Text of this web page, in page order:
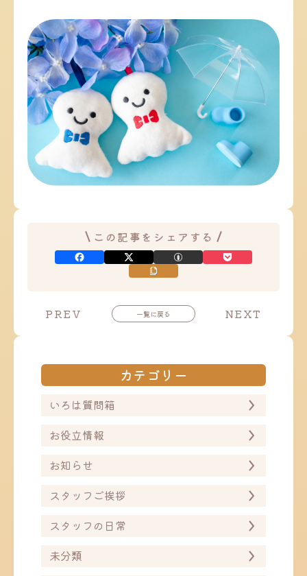
この記事をシェアする
PREV 一覧に戻る 投
ー
ョ
NEXT
カテゴリー
いろは質問箱
お役立情報
お知らせ
スタッフご挨拶
スタッフの日常
未分類